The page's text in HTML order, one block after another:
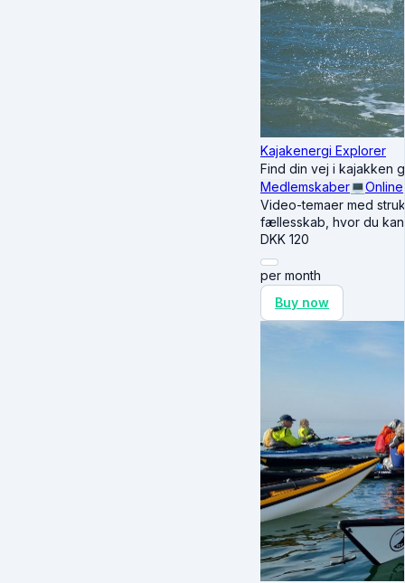
Kajakenergi Explorer
Find din vej i kajakken
Medlemskaber💻Online
Video-temaer med
fællesskab, hvor du
DKK 120
per month
Buy now